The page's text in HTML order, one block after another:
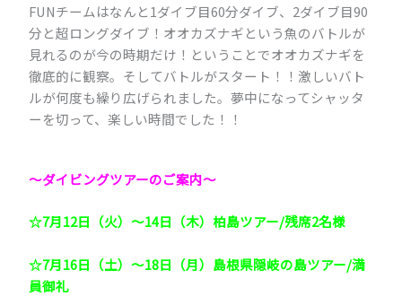
FUNチームはなんと1ダイブ目60分ダイブ、2ダイブ目90
分と超ロングダイブ！オオカズナギという魚のバトルが
見れるのが今の時期だけ！ということでオオカズナギを
徹底的に観察。そしてバトルがスタート！！激しいバト
ルが何度も繰り広げられました。夢中になってシャッタ
ーを切って、楽しい時間でした！！
～ダイビングツアーのご案内～
☆7月12日（火）～14日（木）柏島ツアー/残席2名様
☆7月16日（土）～18日（月）島根県隠岐の島ツアー/満
員御礼